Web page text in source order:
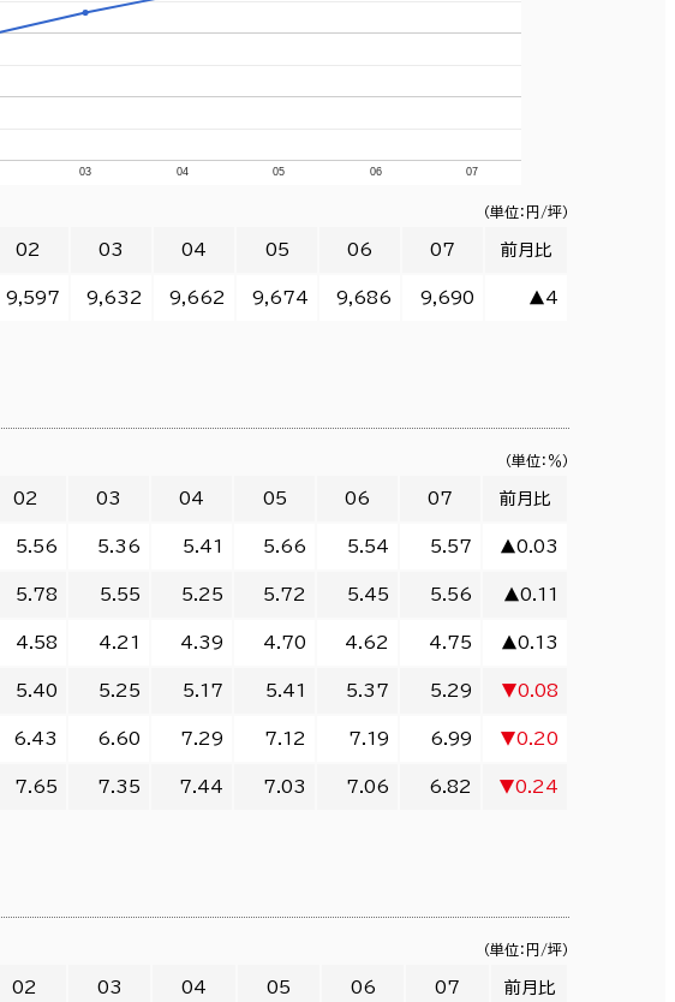
03 04 05 06 07
（単位：円/坪）
02 03 04 05 06 07 前月比
9,597 9,632 9,662 9,674 9,686 9,690 ▲4
（単位：％）
02 03 04 05 06 07 前月比
5.56 5.36 5.41 5.66 5.54 5.57 ▲0.03
5.78 5.55 5.25 5.72 5.45 5.56 ▲0.11
4.58 4.21 4.39 4.70 4.62 4.75 ▲0.13
5.40 5.25 5.17 5.41 5.37 5.29 ▼0.08
6.43 6.60 7.29 7.12 7.19 6.99 ▼0.20
7.65 7.35 7.44 7.03 7.06 6.82 ▼0.24
（単位：円/坪）
02 03 04 05 06 07 前月比